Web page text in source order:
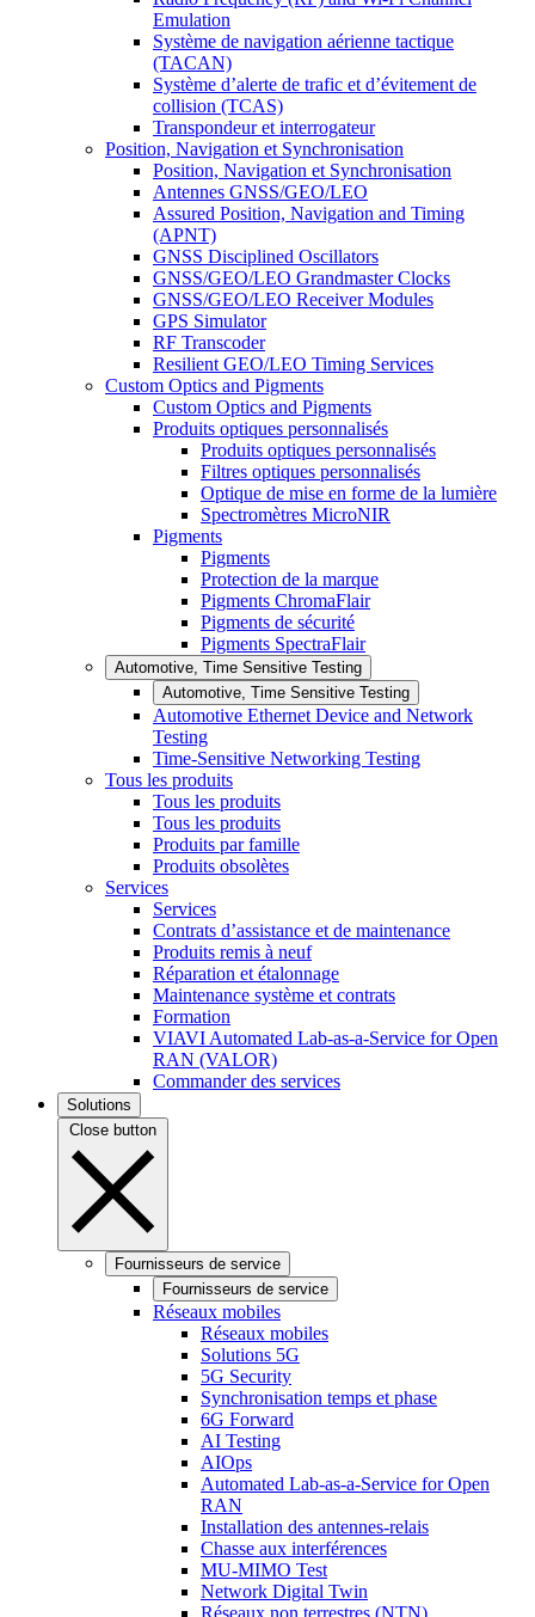
Emulation
Système de navigation aérienne tactique
(TACAN)
Système d’alerte de trafic et d’évitement de
collision (TCAS)
Transpondeur et interrogateur
Position, Navigation et Synchronisation
Position, Navigation et Synchronisation
Antennes GNSS/GEO/LEO
Assured Position, Navigation and Timing
(APNT)
GNSS Disciplined Oscillators
GNSS/GEO/LEO Grandmaster Clocks
GNSS/GEO/LEO Receiver Modules
GPS Simulator
RF Transcoder
Resilient GEO/LEO Timing Services
Custom Optics and Pigments
Custom Optics and Pigments
Produits optiques personnalisés
Produits optiques personnalisés
Filtres optiques personnalisés
Optique de mise en forme de la lumière
Spectromètres MicroNIR
Pigments
Pigments
Protection de la marque
Pigments ChromaFlair
Pigments de sécurité
Pigments SpectraFlair
Automotive, Time Sensitive Testing
Automotive, Time Sensitive Testing
Automotive Ethernet Device and Network
Testing
Time-Sensitive Networking Testing
Tous les produits
Tous les produits
Tous les produits
Produits par famille
Produits obsolètes
Services
Services
Contrats d’assistance et de maintenance
Produits remis à neuf
Réparation et étalonnage
Maintenance système et contrats
Formation
VIAVI Automated Lab-as-a-Service for Open
RAN (VALOR)
Commander des services
Solutions
Close button
Fournisseurs de service
Fournisseurs de service
Réseaux mobiles
Réseaux mobiles
Solutions 5G
5G Security
Synchronisation temps et phase
6G Forward
AI Testing
AIOps
Automated Lab-as-a-Service for Open
RAN
Installation des antennes-relais
Chasse aux interférences
MU-MIMO Test
Network Digital Twin